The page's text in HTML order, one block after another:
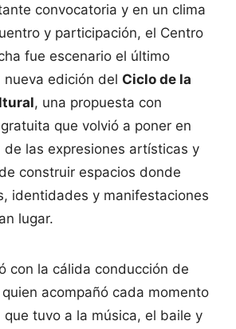
convocatoria y en un clima
y participación, el Centro
fue escenario el último
edición del Ciclo de la
, una propuesta con
que volvió a poner en
de las expresiones artísticas y
construir espacios donde
identidades y manifestaciones
lugar.
con la cálida conducción de
quien acompañó cada momento
tuvo a la música, el baile y